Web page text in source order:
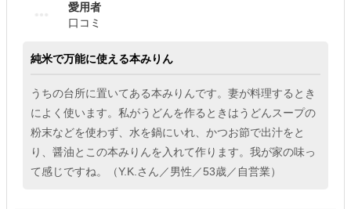
愛用者
口コミ
純米で万能に使える本みりん
うちの台所に置いてある本みりんです。妻が料理するとき
によく使います。私がうどんを作るときはうどんスープの
粉末などを使わず、水を鍋にいれ、かつお節で出汁をと
り、醤油とこの本みりんを入れて作ります。我が家の味っ
て感じですね。（Y.K.さん／男性／53歳／自営業）